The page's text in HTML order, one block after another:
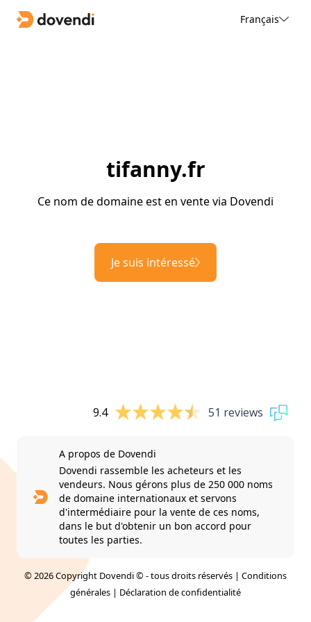
Français
tifanny.fr
Ce nom de domaine est en vente via Dovendi
Je suis intéressé
9.4 51 reviews
A propos de Dovendi
Dovendi rassemble les acheteurs et les
vendeurs. Nous gérons plus de 250 000 noms
de domaine internationaux et servons
d'intermédiaire pour la vente de ces noms,
dans le but d'obtenir un bon accord pour
toutes les parties.
© 2026 Copyright Dovendi © - tous droits réservés | Conditions
générales | Déclaration de confidentialité